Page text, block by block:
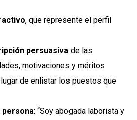
, que represente el perfil
persuasiva de las
motivaciones y méritos
de enlistar los puestos que
: “Soy abogada laborista y